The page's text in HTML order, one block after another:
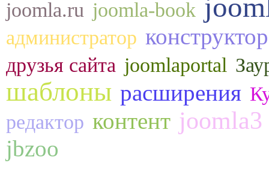
joomla.ru joomla-book
администратор
друзья сайта joomlaportal
шаблоны расширения
редактор контент joomla3
jbzoo